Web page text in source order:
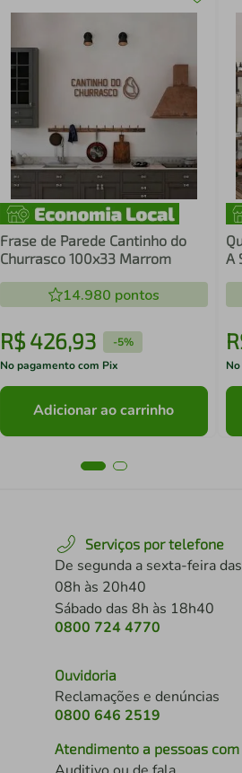
Frase de Parede Cantinho do
Churrasco 100x33 Marrom
14.980 pontos
R$426,93 -5%
No pagamento com Pix
Adicionar ao carrinho
A
Serviços por telefone
De segunda a sexta-feira das
08h às 20h40
Sábado das 8h às 18h40
0800 724 4770
Ouvidoria
Reclamações e denúncias
0800 646 2519
Atendimento a pessoas